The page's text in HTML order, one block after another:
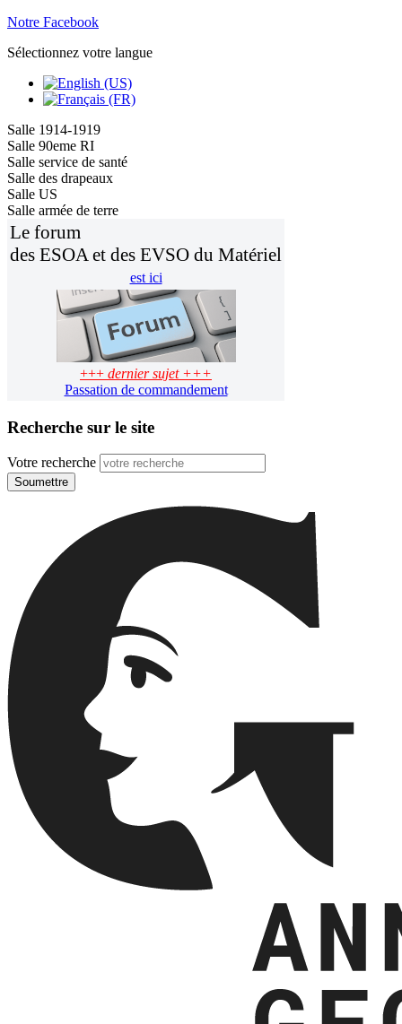
Notre Facebook
Sélectionnez votre langue
Salle 1914-1919
Salle 90eme RI
Salle service de santé
Salle des drapeaux
Salle US
Salle armée de terre
Le forum
des ESOA et des EVSO du Matériel
est ici
+++ dernier sujet +++
Passation de commandement
Recherche sur le site
Votre recherche
Soumettre